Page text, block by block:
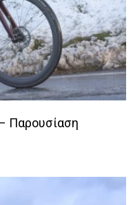
Παρουσίαση